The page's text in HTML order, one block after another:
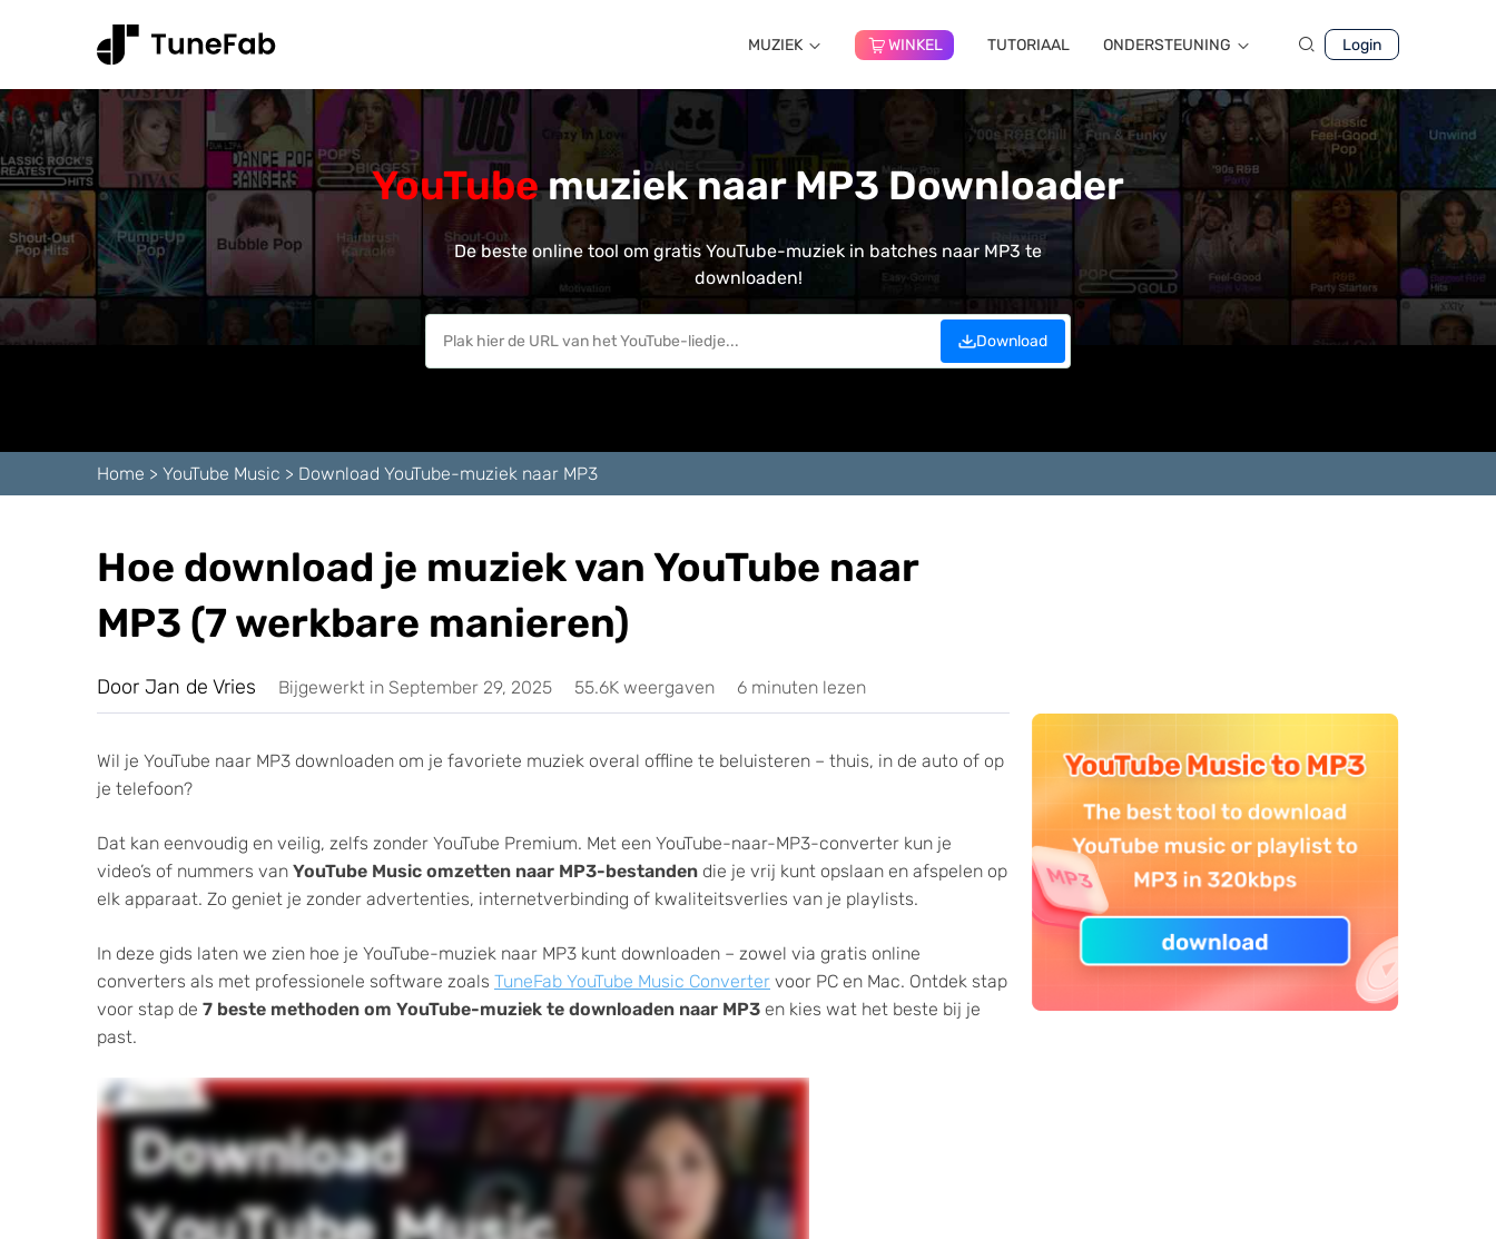
MUZIEK WINKEL TUTORIAAL ONDERSTEUNING Login
YouTubemuziek naar MP3 Downloader
De beste online tool om gratis YouTube-muziek in batches naar MP3 te
downloaden!
Download
Home > YouTube Music > Download YouTube-muziek naar MP3
Hoe download je muziek van YouTube naar
MP3 (7 werkbare manieren)
Door Jan de Vries Bijgewerkt in September 29, 2025 55.6K weergaven 6 minuten lezen
Wil je YouTube naar MP3 downloaden om je favoriete muziek overal offline te beluisteren – thuis, in de auto of op
je telefoon?
Dat kan eenvoudig en veilig, zelfs zonder YouTube Premium. Met een YouTube-naar-MP3-converter kun je
video’s of nummers van YouTube Music omzetten naar MP3-bestanden die je vrij kunt opslaan en afspelen op
elk apparaat. Zo geniet je zonder advertenties, internetverbinding of kwaliteitsverlies van je playlists.
In deze gids laten we zien hoe je YouTube-muziek naar MP3 kunt downloaden – zowel via gratis online
converters als met professionele software zoals TuneFab YouTube Music Converter voor PC en Mac. Ontdek stap
voor stap de 7 beste methoden om YouTube-muziek te downloaden naar MP3 en kies wat het beste bij je
past.